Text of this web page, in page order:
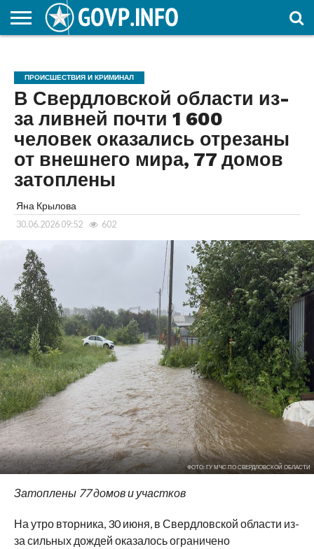
ОБРАЗОВАНИЕ
ПРОИСШЕСТВИЯ И КРИМИНАЛ
В Свердловской области из-
за ливней почти 1 600
человек оказались отрезаны
от внешнего мира, 77 домов
затоплены
Яна Крылова
30.06.2026 09:52 602
ФОТО: ГУ МЧС ПО СВЕРДЛОВСКОЙ ОБЛАСТИ
Затоплены 77 домов и участков
На утро вторника, 30 июня, в Свердловской области из-
за сильных дождей оказалось ограничено